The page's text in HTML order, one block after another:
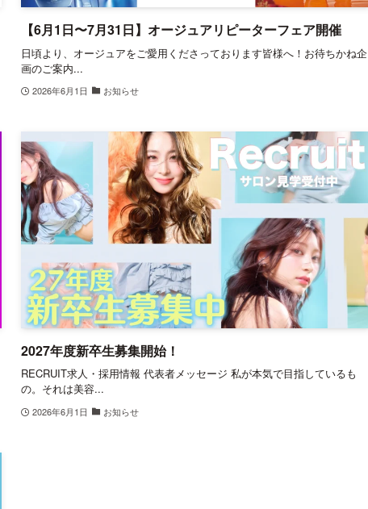
【6月1日〜7月31日】オージュアリピーターフェア開催
日頃より、オージュアをご愛用くださっております皆様へ！お待ちかね企
画のご案内...
2026年6月1日 お知らせ
2027年度新卒生募集開始！
RECRUIT求人・採用情報 代表者メッセージ 私が本気で目指しているも
の。それは美容...
2026年6月1日 お知らせ